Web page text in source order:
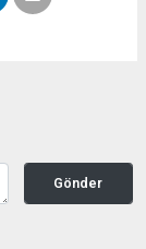
Gönder